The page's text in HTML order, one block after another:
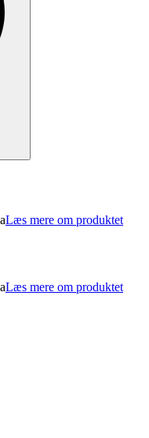
Læs mere om produktet
Læs mere om produktet